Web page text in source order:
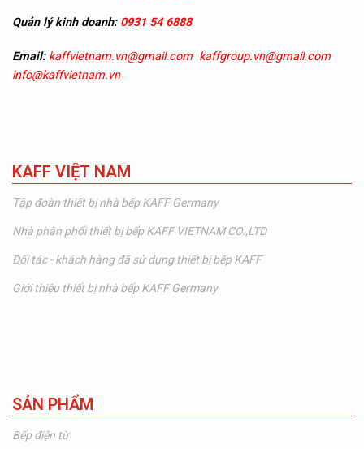
Quản lý kinh doanh:0931 54 6888
Email: kaffvietnam.vn@gmail.com kaffgroup.vn@gmail.com
info@kaffvietnam.vn
KAFF VIỆT NAM
Tập đoàn thiết bị nhà bếp KAFF Germany
Nhà phân phối thiết bị bếp KAFF VIETNAM CO.,LTD
Đối tác - khách hàng đã sử dụng thiết bị bếp KAFF
Giới thiệu thiết bị nhà bếp KAFF Germany
SẢN PHẨM
Bếp điện từ